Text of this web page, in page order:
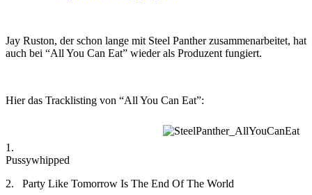
Jay Ruston, der schon lange mit Steel Panther zusammenarbeitet, hat
auch bei “All You Can Eat” wieder als Produzent fungiert.
Hier das Tracklisting von “All You Can Eat”:
1.
Pussywhipped
2. Party Like Tomorrow Is The End Of The World